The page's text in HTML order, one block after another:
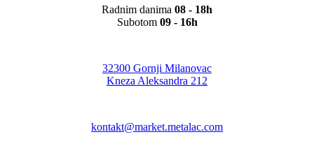
Radnim danima 08 - 18h
Subotom 09 - 16h
32300 Gornji Milanovac
Kneza Aleksandra 212
kontakt@market.metalac.com